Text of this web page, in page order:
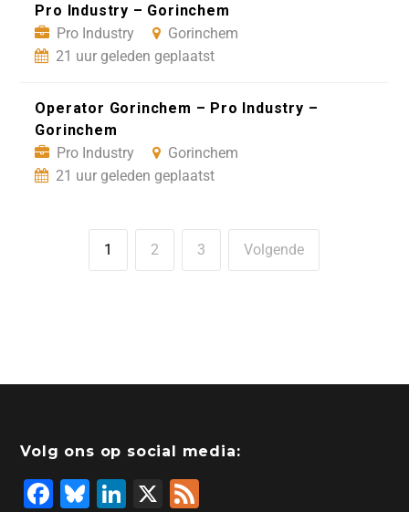
Pro Industry – Gorinchem
Pro Industry
Gorinchem
21 uur geleden geplaatst
Operator Gorinchem – Pro Industry –
Gorinchem
Pro Industry
Gorinchem
21 uur geleden geplaatst
1 2 3 Volgende
Volg ons op social media:
F
Bl
Li X